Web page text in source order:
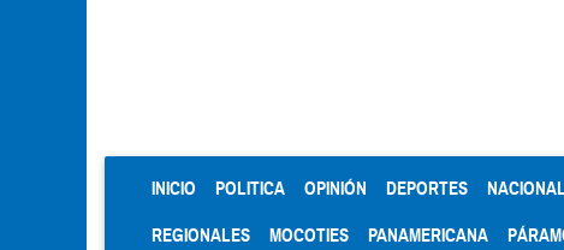
INICIO (CURRENT)
POLITICA OPINIÓN DEPORTES
REGIONALES MOCOTIES PANAMERICANA